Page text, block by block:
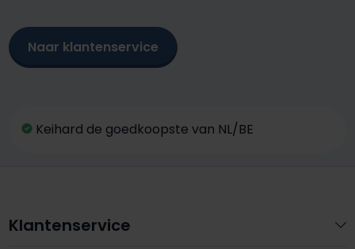
Naar klantenservice
Keihard de goedkoopste van NL/BE
Klantenservice